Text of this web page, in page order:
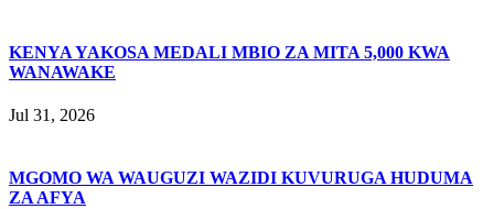
KENYA YAKOSA MEDALI MBIO ZA MITA 5,000 KWA
WANAWAKE
Jul 31, 2026
MGOMO WA WAUGUZI WAZIDI KUVURUGA HUDUMA
ZA AFYA